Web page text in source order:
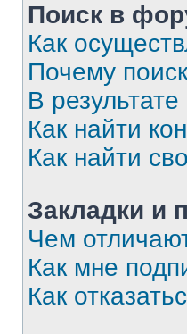
Поиск в
Как
Почему
В
Как найти
Как найти
Закладки и
Чем
Как мне
Как